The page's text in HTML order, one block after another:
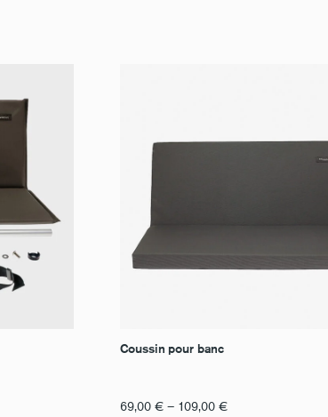
Coussin pour banc
69,00 € – 109,00 €Fourchette